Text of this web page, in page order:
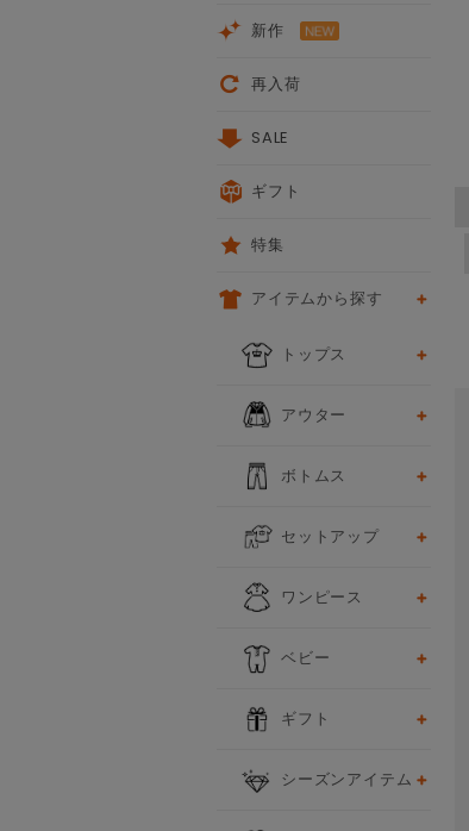
新作
再入荷
SALE
ギフト
特集
アイテムから探す
トップス
アウター
ボトムス
セットアップ
ワンピース
ベビー
ギフト
シーズンアイテム